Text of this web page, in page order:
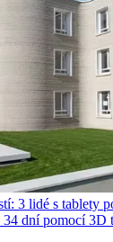
3 lidé s tablety
dní pomocí 3D